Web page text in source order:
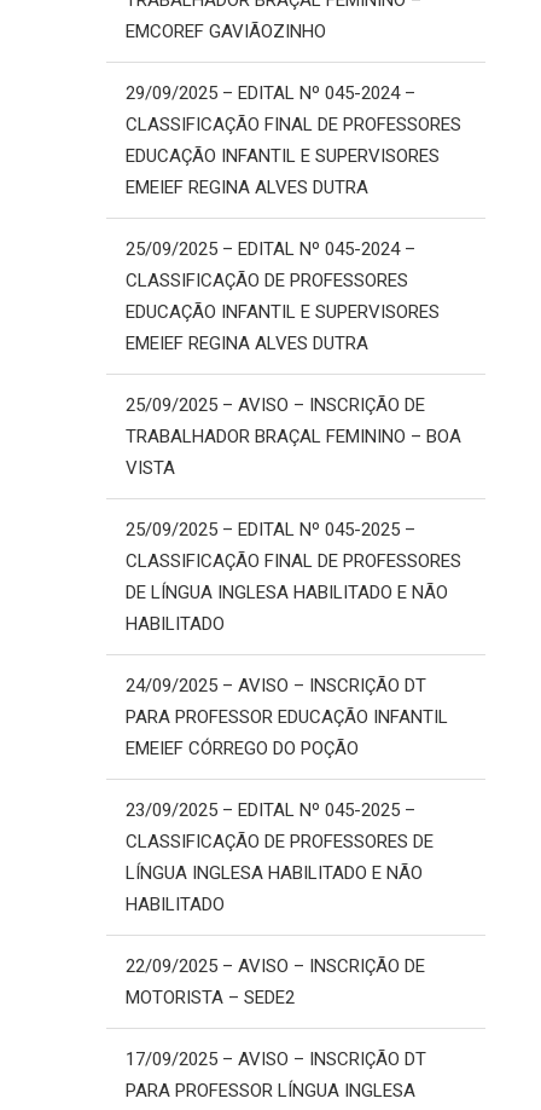
EMCOREF GAVIÃOZINHO
29/09/2025 – EDITAL Nº 045-2024 –
CLASSIFICAÇÃO FINAL DE PROFESSORES
EDUCAÇÃO INFANTIL E SUPERVISORES
EMEIEF REGINA ALVES DUTRA
25/09/2025 – EDITAL Nº 045-2024 –
CLASSIFICAÇÃO DE PROFESSORES
EDUCAÇÃO INFANTIL E SUPERVISORES
EMEIEF REGINA ALVES DUTRA
25/09/2025 – AVISO – INSCRIÇÃO DE
TRABALHADOR BRAÇAL FEMININO – BOA
VISTA
25/09/2025 – EDITAL Nº 045-2025 –
CLASSIFICAÇÃO FINAL DE PROFESSORES
DE LÍNGUA INGLESA HABILITADO E NÃO
HABILITADO
24/09/2025 – AVISO – INSCRIÇÃO DT
PARA PROFESSOR EDUCAÇÃO INFANTIL
EMEIEF CÓRREGO DO POÇÃO
23/09/2025 – EDITAL Nº 045-2025 –
CLASSIFICAÇÃO DE PROFESSORES DE
LÍNGUA INGLESA HABILITADO E NÃO
HABILITADO
22/09/2025 – AVISO – INSCRIÇÃO DE
MOTORISTA – SEDE2
17/09/2025 – AVISO – INSCRIÇÃO DT
PARA PROFESSOR LÍNGUA INGLESA